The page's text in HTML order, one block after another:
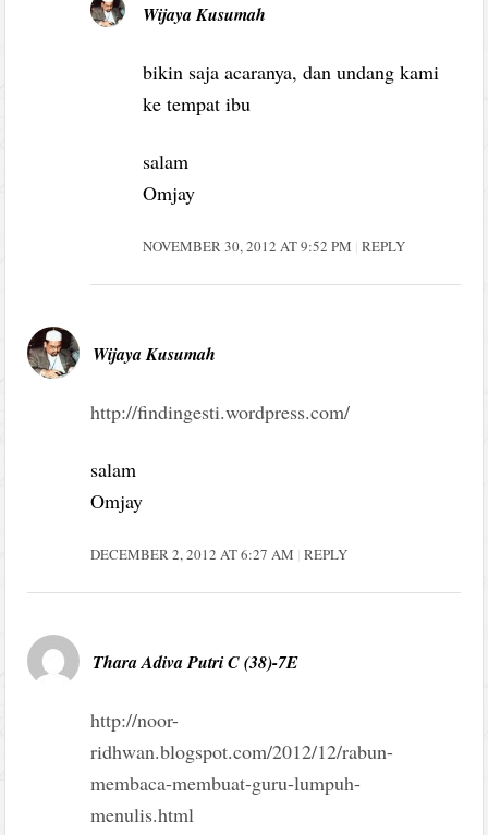
Wijaya Kusumah
bikin saja acaranya, dan undang kami
ke tempat ibu
salam
Omjay
NOVEMBER 30, 2012 AT 9:52 PM REPLY
Wijaya Kusumah
http://findingesti.wordpress.com/
salam
Omjay
DECEMBER 2, 2012 AT 6:27 AM REPLY
Thara Adiva Putri C (38)-7E
http://noor-
ridhwan.blogspot.com/2012/12/rabun-
membaca-membuat-guru-lumpuh-
menulis.html